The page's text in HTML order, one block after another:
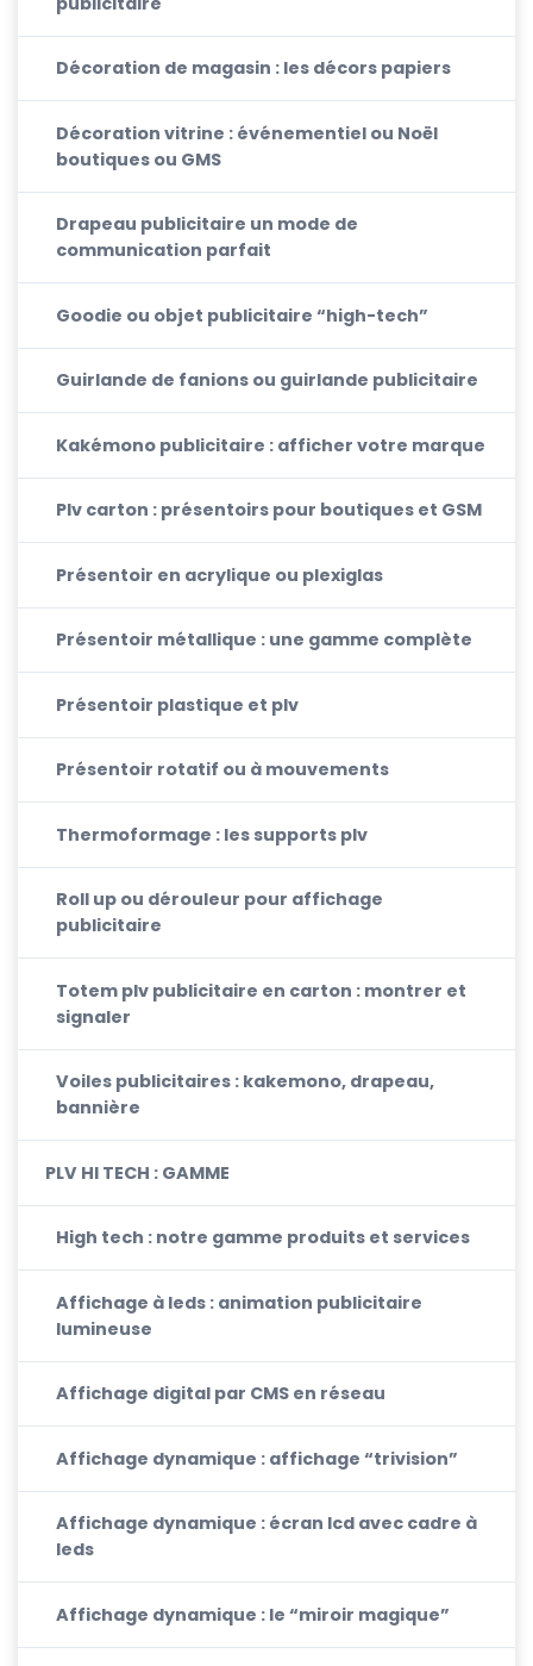
Décoration de magasin : les décors papiers
Décoration vitrine : événementiel ou Noël
boutiques ou GMS
Drapeau publicitaire un mode de
communication parfait
Goodie ou objet publicitaire “high-tech”
Guirlande de fanions ou guirlande publicitaire
Kakémono publicitaire : afficher votre marque
Plv carton : présentoirs pour boutiques et GSM
Présentoir en acrylique ou plexiglas
Présentoir métallique : une gamme complète
Présentoir plastique et plv
Présentoir rotatif ou à mouvements
Thermoformage : les supports plv
Roll up ou dérouleur pour affichage
publicitaire
Totem plv publicitaire en carton : montrer et
signaler
Voiles publicitaires : kakemono, drapeau,
bannière
PLV HI TECH : GAMME
High tech : notre gamme produits et services
Affichage à leds : animation publicitaire
lumineuse
Affichage digital par CMS en réseau
Affichage dynamique : affichage “trivision”
Affichage dynamique : écran lcd avec cadre à
leds
Affichage dynamique : le “miroir magique”